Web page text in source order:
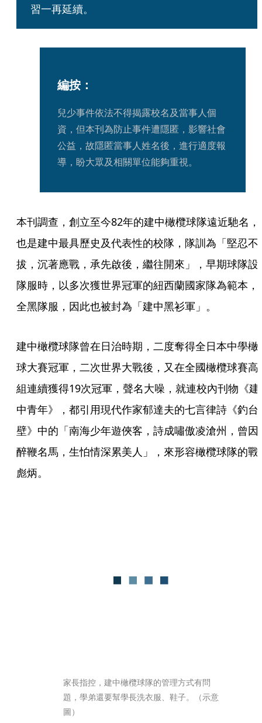
習一再延續。
編按：
兒少事件依法不得揭露校名及當事人個
資，但本刊為防止事件遭隱匿，影響社會
公益，故隱匿當事人姓名後，進行適度報
導，盼大眾及相關單位能夠重視。
本刊調查，創立至今82年的建中橄欖球隊遠近馳名，
也是建中最具歷史及代表性的校隊，隊訓為「堅忍不
拔，沉著應戰，承先啟後，繼往開來」，早期球隊設
隊服時，以多次獲世界冠軍的紐西蘭國家隊為範本，
全黑隊服，因此也被封為「建中黑衫軍」。
建中橄欖球隊曾在日治時期，二度奪得全日本中學橄
球大賽冠軍，二次世界大戰後，又在全國橄欖球賽高
組連續獲得19次冠軍，聲名大噪，就連校內刊物《建
中青年》，都引用現代作家郁達夫的七言律詩《釣台
壁》中的「南海少年遊俠客，詩成嘯傲凌滄州，曾因
醉鞭名馬，生怕情深累美人」，來形容橄欖球隊的戰
彪炳。
家長指控，建中橄欖球隊的管理方式有問
題，學弟還要幫學長洗衣服、鞋子。（示意
圖）